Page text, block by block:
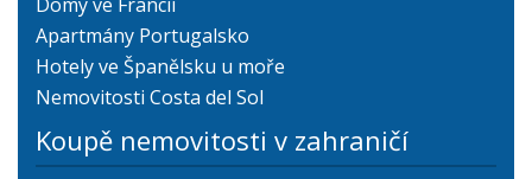
Apartmány Portugalsko
Hotely ve Španělsku u moře
Nemovitosti Costa del Sol
Koupě nemovitosti v zahraničí